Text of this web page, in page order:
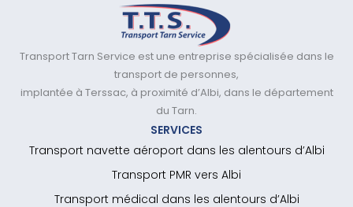
Transport Tarn Service est une entreprise spécialisée dans le
transport de personnes,
implantée à Terssac, à proximité d’Albi, dans le département
du Tarn.
SERVICES
Transport navette aéroport dans les alentours d’Albi
Transport PMR vers Albi
Transport médical dans les alentours d’Albi